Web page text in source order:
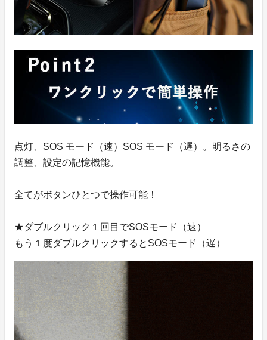
点灯、SOS モード（速）SOS モード（遅）。明るさの
調整、設定の記憶機能。
全てがボタンひとつで操作可能！
★ダブルクリック１回目でSOSモード（速）
もう１度ダブルクリックするとSOSモード（遅）